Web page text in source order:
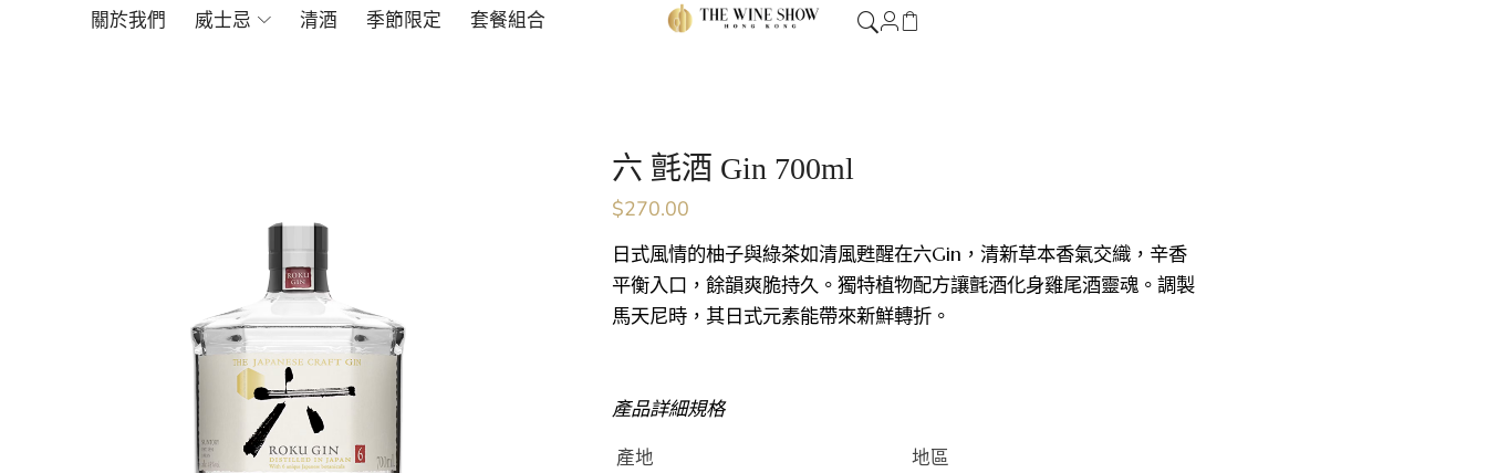
關於我們 威士忌 清酒 季節限定 套餐組合
六 氈酒 Gin 700ml
$270.00
日式風情的柚子與綠茶如清風甦醒在六Gin，清新草本香氣交織，辛香
平衡入口，餘韻爽脆持久。獨特植物配方讓氈酒化身雞尾酒靈魂。調製
馬天尼時，其日式元素能帶來新鮮轉折。
產品詳細規格
產地
地區